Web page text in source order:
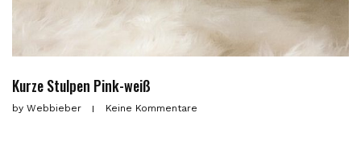
Kurze Stulpen Pink-weiß
by Webbieber Keine Kommentare